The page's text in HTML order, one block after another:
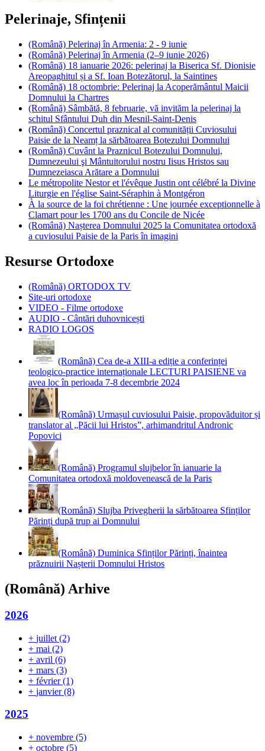
Pelerinaje, Sfințenii
(Română) Pelerinaj în Armenia: 2 - 9 iunie
(Română) Pelerinaj în Armenia (2–9 iunie 2026)
(Română) 18 ianuarie 2026: pelerinaj la Biserica Sf. Dionisie
Areopaghitul și a Sf. Ioan Botezătorul, la Saintines
(Română) 18 octombrie: Pelerinaj la Acoperământul Maicii
Domnului la Chartres
(Română) Sâmbătă, 8 februarie, vă invităm la pelerinaj la
schitul Sfântului Duh din Mesnil-Saint-Denis
(Română) Concertul praznical al comunității Cuviosului
Paisie de la Neamț la sărbătoarea Botezului Domnului
(Română) Cuvânt la Praznicul Botezului Domnului,
Dumnezeului şi Mântuitorului nostru Iisus Hristos sau
Dumnezeiasca Arătare a Domnului
Le métropolite Nestor et l'évêque Justin ont célébré la Divine
Liturgie en l'église Saint-Séraphin à Montgéron
À la source de la foi chrétienne : Une journée exceptionnelle à
Clamart pour les 1700 ans du Concile de Nicée
(Română) Nașterea Domnului 2025 la Comunitatea ortodoxă
a cuviosului Paisie de la Paris în imagini
Resurse Ortodoxe
(Română) ORTODOX TV
Site-uri ortodoxe
VIDEO - Filme ortodoxe
AUDIO - Cântări duhovnicești
RADIO LOGOS
(Română) Cea de-a XIII-a ediție a conferinței
teologico-practice internaționale LECTURI PAISIENE va
avea loc în perioada 7-8 decembrie 2024
(Română) Urmașul cuviosului Paisie, propovăduitor și
translator al „Păcii lui Hristos”, arhimandritul Andronic
Popovici
(Română) Programul slujbelor în ianuarie la
Comunitatea ortodoxă moldovenească de la Paris
(Română) Slujba Privegherii la sărbătoarea Sfinților
Părinți după trup ai Domnului
(Română) Duminica Sfinților Părinți, înaintea
prăznuirii Nașterii Domnului Hristos
(Română) Arhive
2026
+ juillet (2)
+ mai (2)
+ avril (6)
+ mars (3)
+ février(1)
+ janvier(8)
2025
+ novembre (5)
+ octobre (5)